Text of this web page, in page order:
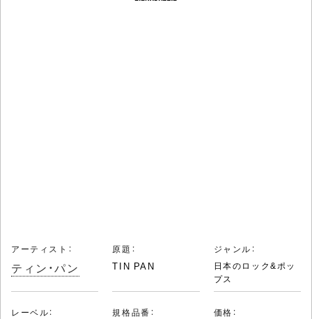
アーティスト：
ティン・パン
原題：
TIN PAN
ジャンル：
日本のロック&ポッ
プス
レーベル：
規格品番：
価格：